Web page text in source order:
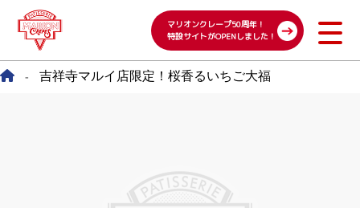
マリオンクレープ50周年！
特設サイトがOPENしました！
- 吉祥寺マルイ店限定！桜香るいちご大福